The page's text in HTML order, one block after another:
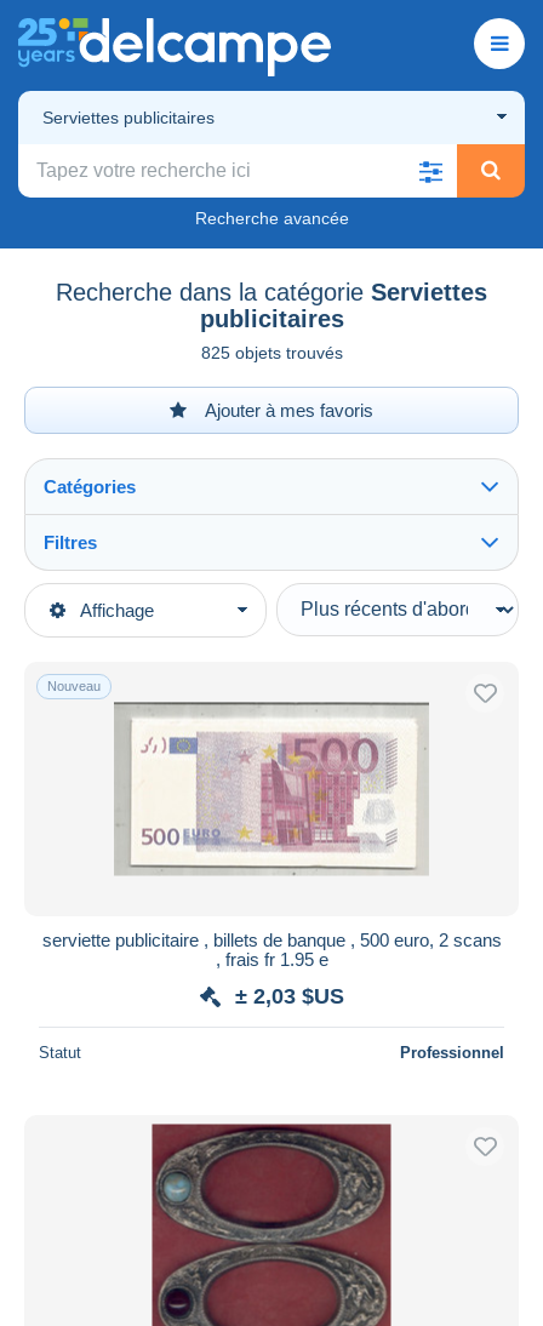
Serviettes publicitaires
Recherche avancée
Recherche dans la catégorie Serviettes
publicitaires
825 objets trouvés
Ajouter à mes favoris
Affichage
Catégories
Catégories principales
Serviettes publicitaires
Filtres
Types de vente
En cours
Prix fixes
Enchères avec offres
Enchères sans offres
Maisons de vente
depuis
jours
Prix
Uniquement en réduction
Livraison gratuite
Méthodes de paiement
Virement bancaire
Visa
Nouveau
serviette publicitaire , billets de banque , 500 euro, 2 scans
, frais fr 1.95 e
± 2,03 $US
Statut Professionnel